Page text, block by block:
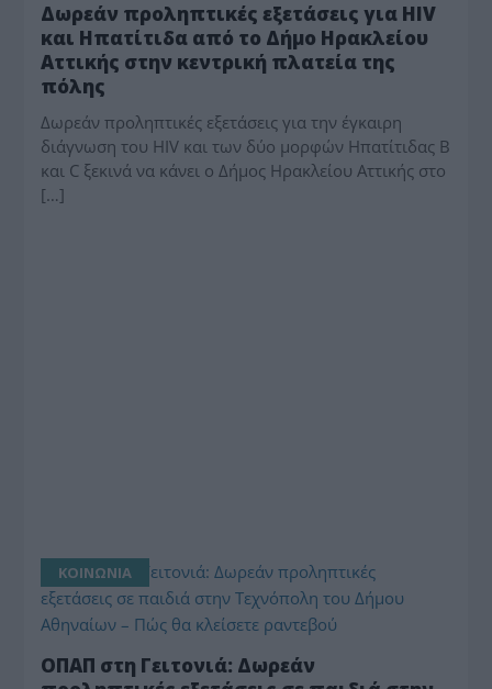
Δωρεάν προληπτικές εξετάσεις για HIV
και Ηπατίτιδα από το Δήμο Ηρακλείου
Αττικής στην κεντρική πλατεία της
πόλης
Δωρεάν προληπτικές εξετάσεις για την έγκαιρη
διάγνωση του HIV και των δύο μορφών Ηπατίτιδας B
και C ξεκινά να κάνει ο Δήμος Ηρακλείου Αττικής στο
[…]
ΚΟΙΝΩΝΙΑ
ΟΠΑΠ στη Γειτονιά: Δωρεάν